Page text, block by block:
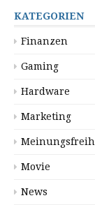
KATEGORIEN
Finanzen
Gaming
Hardware
Marketing
Movie
News